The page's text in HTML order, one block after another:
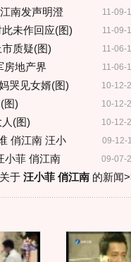
11-09-
南发声明澄
11-09-
未作回应(图)
11-06-
质疑(图)
11-06-
房地产界
10-12-
哭见女婿(图)
10-12-
图)
10-12-
(图)
09-12-
俏江南 汪小
09-07-
小菲 俏江南
于 汪小菲 俏江南的新闻